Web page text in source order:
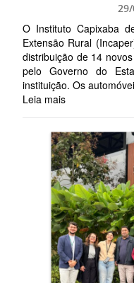
O Instituto Capixaba
Extensão Rural
distribuição de 14
pelo Governo do
instituição. Os
Leia mais